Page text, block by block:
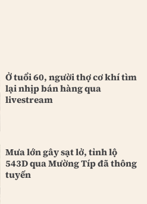
Ở tuổi 60, người thợ cơ khí tìm
lại nhịp bán hàng qua
livestream
Mưa lớn gây sạt lở, tỉnh lộ
543D qua Mường Típ đã thông
tuyến